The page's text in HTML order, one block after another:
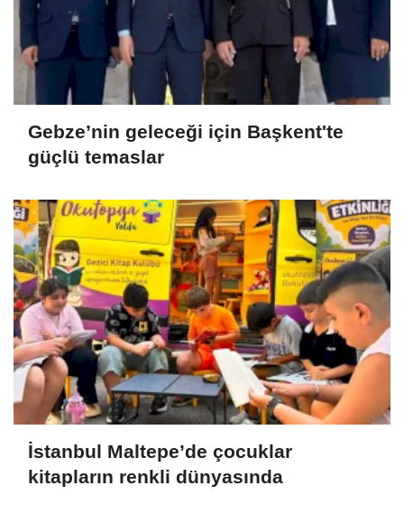
Gebze’nin geleceği için Başkent'te
güçlü temaslar
İstanbul Maltepe’de çocuklar
kitapların renkli dünyasında